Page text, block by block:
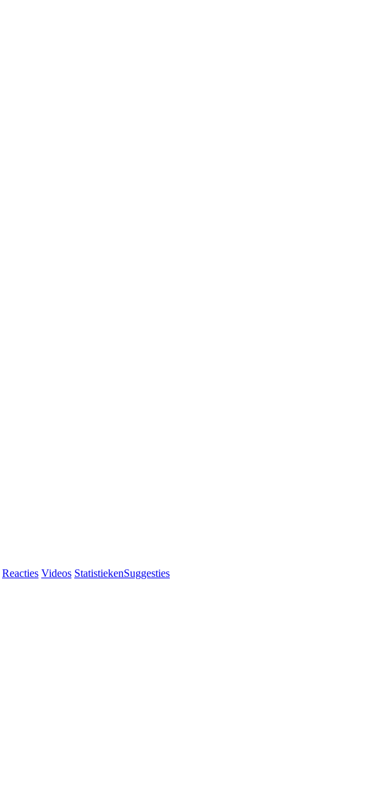
Reacties Videos StatistiekenSuggesties